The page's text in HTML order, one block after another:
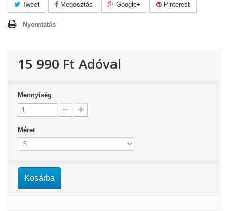
Tweet Megosztás Google+ Pinterest
Nyomtatás
15 990 Ft‎ Adóval
Mennyiség
Méret
Kosárba